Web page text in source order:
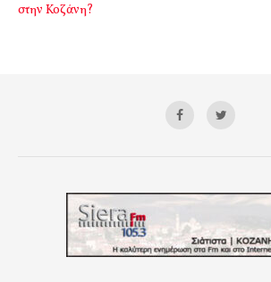
στην Κοζάνη?